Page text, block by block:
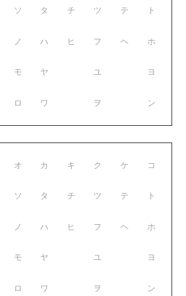
ソ
ノ
モ
ロ
タ チ ツ テ ト
ハ ヒ フ ヘ ホ
ヤ ユ ヨ
ワ ヲ ン
オ
ソ
ノ
モ
ロ
カ キ ク ケ コ
タ チ ツ テ ト
ハ ヒ フ ヘ ホ
ヤ ユ ヨ
ワ ヲ ン